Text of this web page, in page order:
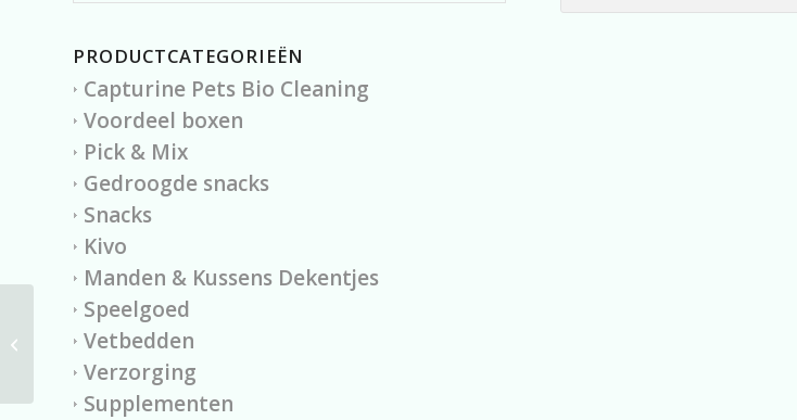
PRODUCTCATEGORIEËN
Capturine Pets Bio Cleaning
Voordeel boxen
Pick & Mix
Gedroogde snacks
Snacks
Kivo
Manden & Kussens Dekentjes
Speelgoed
Vetbedden
Verzorging
Supplementen
Pluche wolf